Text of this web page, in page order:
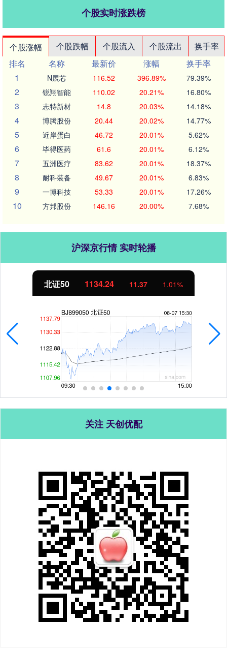
个股实时涨跌榜
个股涨幅 个股跌幅 个股流入 个股流出
换手率
排名
名称 最新价 涨幅
换手率
1
N展芯 116.52 396.89% 79.39%
2 锐翔智能 110.02 20.21% 16.80%
3 志特新材 14.8 20.03% 14.18%
4 博腾股份 20.44 20.02% 14.77%
5 近岸蛋白 46.72 20.01% 5.62%
6 毕得医药 61.6 20.01% 6.12%
7 五洲医疗 83.62 20.01% 18.37%
8 耐科装备 49.67 20.01% 6.83%
9 一博科技 53.33 20.01% 17.26%
10 方邦股份 146.16 20.00% 7.68%
沪深京行情 实时轮播
北证50 1134.24 11.37 1.01%
关注 天创优配